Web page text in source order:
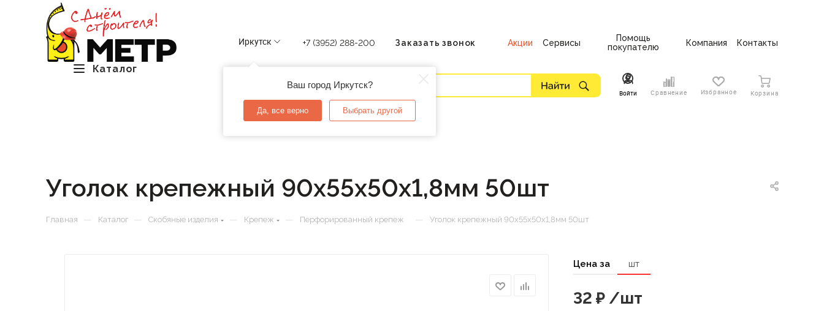
Каталог
Иркутск
Ваш город Иркутск?
Да, все верно Выбрать другой
+7 (3952) 288-200 Заказать звонок Акции Сервисы
Помощь
покупателю
Компания Контакты
Войти Сравнение Избранное Корзина
Уголок крепежный 90х55х50х1,8мм 50шт
Главная — Каталог — Скобяные изделия — Крепеж — Перфорированный крепеж — Уголок крепежный 90х55х50х1,8мм 50шт
Цена за шт
32 ₽/шт